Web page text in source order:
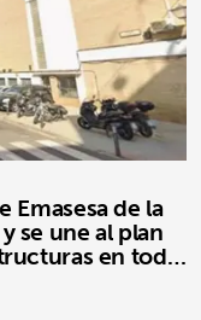
Emasesa de la
se une al plan
en toda